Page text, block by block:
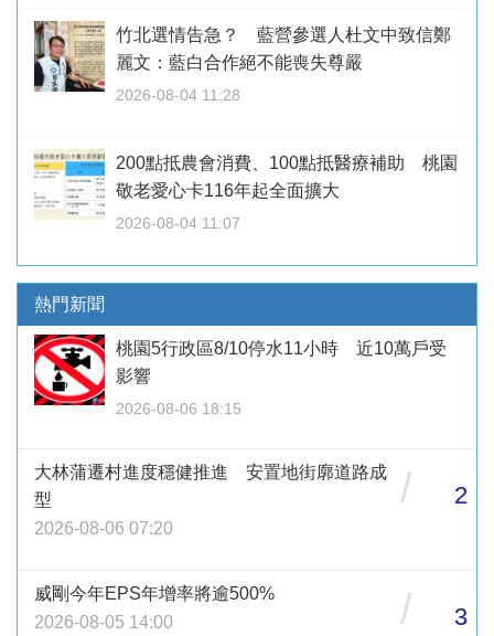
竹北選情告急？ 藍營參選人杜文中致信鄭
麗文：藍白合作絕不能喪失尊嚴
2026-08-04 11:28
200點抵農會消費、100點抵醫療補助 桃園
敬老愛心卡116年起全面擴大
2026-08-04 11:07
熱門新聞
桃園5行政區8/10停水11小時 近10萬戶受
影響
2026-08-06 18:15
大林蒲遷村進度穩健推進 安置地街廓道路成
型
2026-08-06 07:20
/ 2
威剛今年EPS年增率將逾500%
2026-08-05 14:00
/ 3